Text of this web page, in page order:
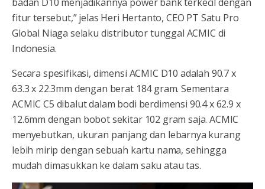
fitur tersebut,” jelas Heri Hertanto, CEO PT Satu Pro
Global Niaga selaku distributor tunggal ACMIC di
Indonesia.
Secara spesifikasi, dimensi ACMIC D10 adalah 90.7 x
63.3 x 22.3mm dengan berat 184 gram. Sementara
ACMIC C5 dibalut dalam bodi berdimensi 90.4 x 62.9 x
12.6mm dengan bobot sekitar 102 gram saja. ACMIC
menyebutkan, ukuran panjang dan lebarnya kurang
lebih mirip dengan sebuah kartu nama, sehingga
mudah dimasukkan ke dalam saku atau tas.